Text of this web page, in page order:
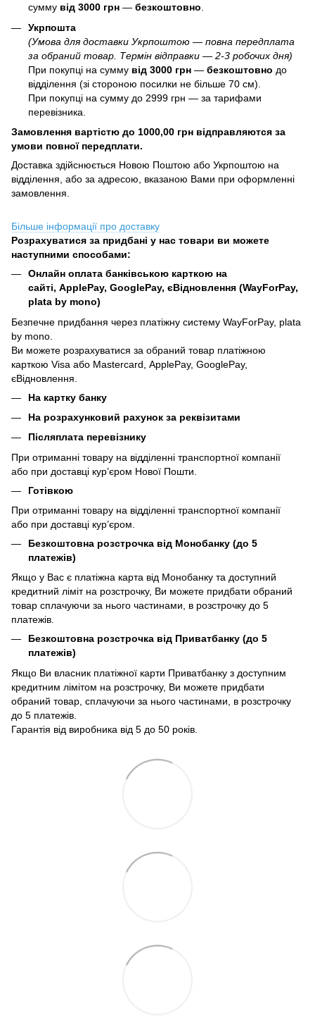
сумму від 3000 грн — безкоштовно.
Укрпошта
(Умова для доставки Укрпоштою — повна передплата
за обраний товар. Термін відправки — 2-3 робочих дня)
При покупці на сумму від 3000 грн — безкоштовно до
відділення (зі стороною посилки не більше 70 см).
При покупці на сумму до 2999 грн — за тарифами
перевізника.
Замовлення вартістю до 1000,00 грн відправляются за
умови повної передплати.
Доставка здійснюється Новою Поштою або Укрпоштою на
відділення, або за адресою, вказаною Вами при оформленні
замовлення.
Більше інформації про доставку
Розрахуватися за придбані у нас товари ви можете
наступними способами:
Онлайн оплата банківською карткою на
сайті, ApplePay, GooglePay, єВідновлення (WayForPay,
plata by mono)
Безпечне придбання через платіжну систему WayForPay, plata
by mono.
Ви можете розрахуватися за обраний товар платіжною
карткою Visa або Mastercard, ApplePay, GooglePay,
єВідновлення.
На картку банку
На розрахунковий рахунок за реквізитами
Післяплата перевізнику
При отриманні товару на відділенні транспортної компанії
або при доставці кур’єром Нової Пошти.
Готівкою
При отриманні товару на відділенні транспортної компанії
або при доставці кур’єром.
Безкоштовна розстрочка від Монобанку (до 5
платежів)
Якщо у Вас є платіжна карта від Монобанку та доступний
кредитний ліміт на розстрочку, Ви можете придбати обраний
товар сплачуючи за нього частинами, в розстрочку до 5
платежів.
Безкоштовна розстрочка від Приватбанку (до 5
платежів)
Якщо Ви власник платіжної карти Приватбанку з доступним
кредитним лімітом на розстрочку, Ви можете придбати
обраний товар, сплачуючи за нього частинами, в розстрочку
до 5 платежів.
Гарантія від виробника від 5 до 50 років.